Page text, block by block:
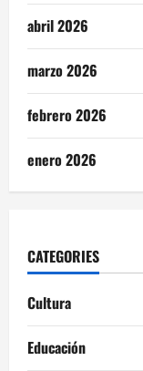
abril 2026
marzo 2026
febrero 2026
enero 2026
CATEGORIES
Cultura
Educación